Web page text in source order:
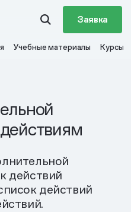
Заявка
Учебные материалы Курсы
действий
действий